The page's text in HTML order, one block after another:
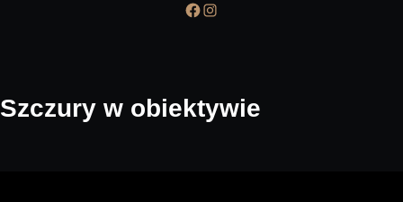
Facebook Instagram
Szczury w obiektywie